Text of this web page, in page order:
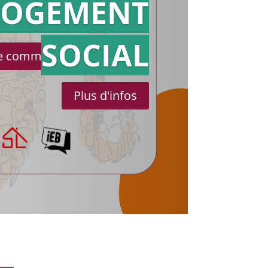
référé
communiqué de presse
SOCIAL
Plus d'infos